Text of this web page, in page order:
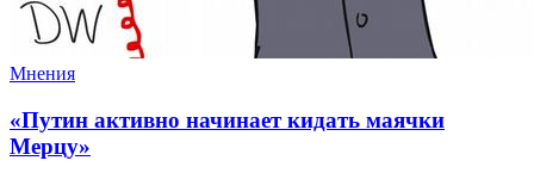
Мнения
«Путин активно начинает кидать маячки
Мерцу»